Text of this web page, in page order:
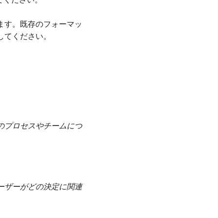
す。既存のフォーマッ
ください。
プロセスやチームにつ
ザーがどの決定に関連